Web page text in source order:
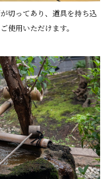
切ってあり、道具を持ち込
使用いただけます。